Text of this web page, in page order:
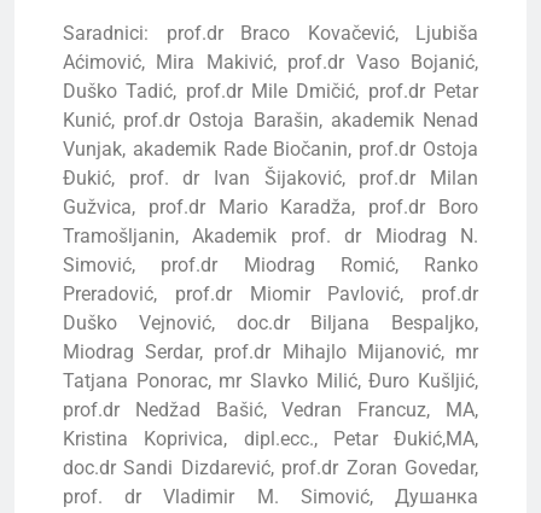
Saradnici: prof.dr Braco Kovačević, Ljubiša
Aćimović, Mira Makivić, prof.dr Vaso Bojanić,
Duško Tadić, prof.dr Mile Dmičić, prof.dr Petar
Kunić, prof.dr Ostoja Barašin, akademik Nenad
Vunjak, akademik Rade Biočanin, prof.dr Ostoja
Đukić, prof. dr Ivan Šijaković, prof.dr Milan
Gužvica, prof.dr Mario Karadža, prof.dr Boro
Tramošljanin, Akademik prof. dr Miodrag N.
Simović, prof.dr Miodrag Romić, Ranko
Preradović, prof.dr Miomir Pavlović, prof.dr
Duško Vejnović, doc.dr Biljana Bespaljko,
Miodrag Serdar, prof.dr Mihajlo Mijanović, mr
Tatjana Ponorac, mr Slavko Milić, Đuro Kušljić,
prof.dr Nedžad Bašić, Vedran Francuz, MA,
Kristina Koprivica, dipl.ecc., Petar Đukić,MA,
doc.dr Sandi Dizdarević, prof.dr Zoran Govedar,
prof. dr Vladimir M. Simović, Душанка